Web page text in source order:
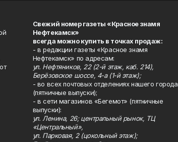
Свежий номер газеты «Красное знамя
Нефтекамск»
всегда можно купить в точках продаж:
- в редакции газеты «Красное знамя
Нефтекамск» по адресам:
ул. Нефтяников, 22 (2-й этаж, каб. 214),
Берёзовское шоссе, 4-а (1-й этаж);
- во всех почтовых отделениях нашего города
(пятничные выпуски);
- в сети магазинов «Бегемот» (пятничные
выпуски):
ул. Ленина, 26; центральный рынок, ТЦ
«Центральный»,
ул. Парковая, 2 (цокольный этаж);